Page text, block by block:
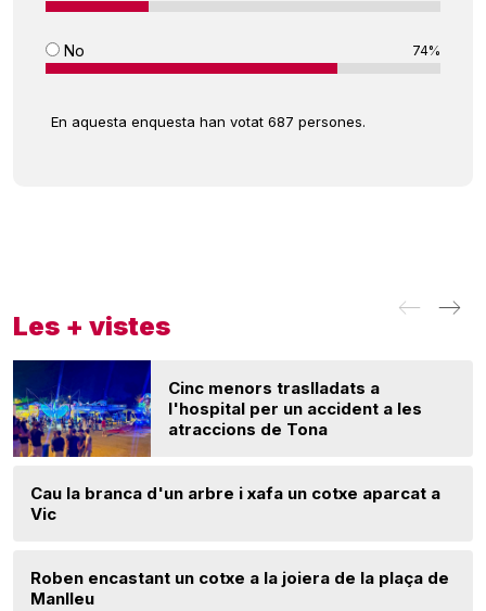
No 74%
En aquesta enquesta han votat 687 persones.
Les + vistes
Cinc menors traslladats a
l'hospital per un accident a les
atraccions de Tona
Cau la branca d'un arbre i xafa un cotxe aparcat a
Vic
Roben encastant un cotxe a la joiera de la plaça de
Manlleu